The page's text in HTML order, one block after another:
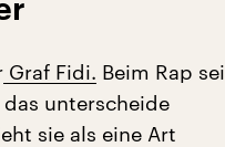
Graf Fidi. Beim Rap sei
unterscheide
sie als eine Art